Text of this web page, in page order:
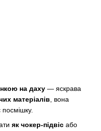
на даху — яскрава
матеріалів , вона
як чокер-підвіс або